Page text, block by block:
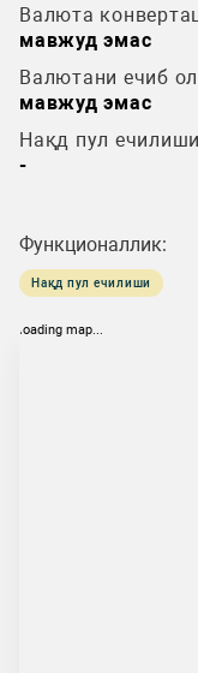
Валюта
мавжуд эмас
Валютани ечиб
мавжуд эмас
Нақд пул
-
Функционаллик:
Нақд пул ечилиши
loading map...